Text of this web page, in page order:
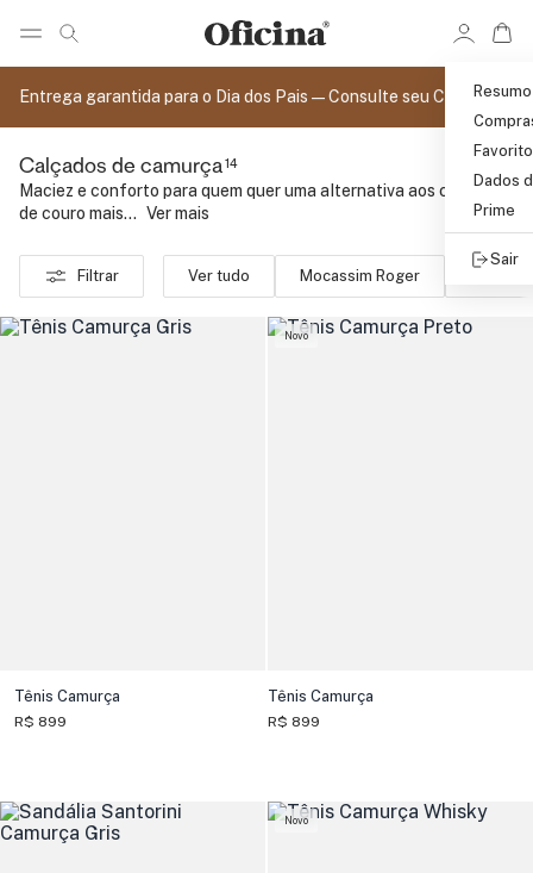
Ir para pagina de pesquisa
Resumo
Dados
Prime
Sair
Ir
Entrega garantida para o Dia dos Pais — Consulte seu CEP
Calçados de camurça14
Maciez e conforto para quem quer uma alternativa aos calçados
de couro mais... Ver mais
Filtrar Ver tudo Mocassim Roger
Tênis Camurça
R$ 899
Novo
Tênis Camurça
R$ 899
Novo